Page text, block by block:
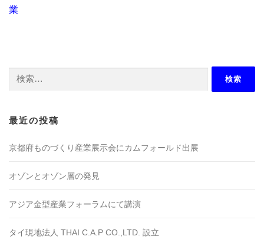
業
検
最近の投稿
京都府ものづくり産業展示会にカムフォールド出展
オゾンとオゾン層の発見
アジア金型産業フォーラムにて講演
タイ現地法人 THAI C.A.P CO.,LTD. 設立